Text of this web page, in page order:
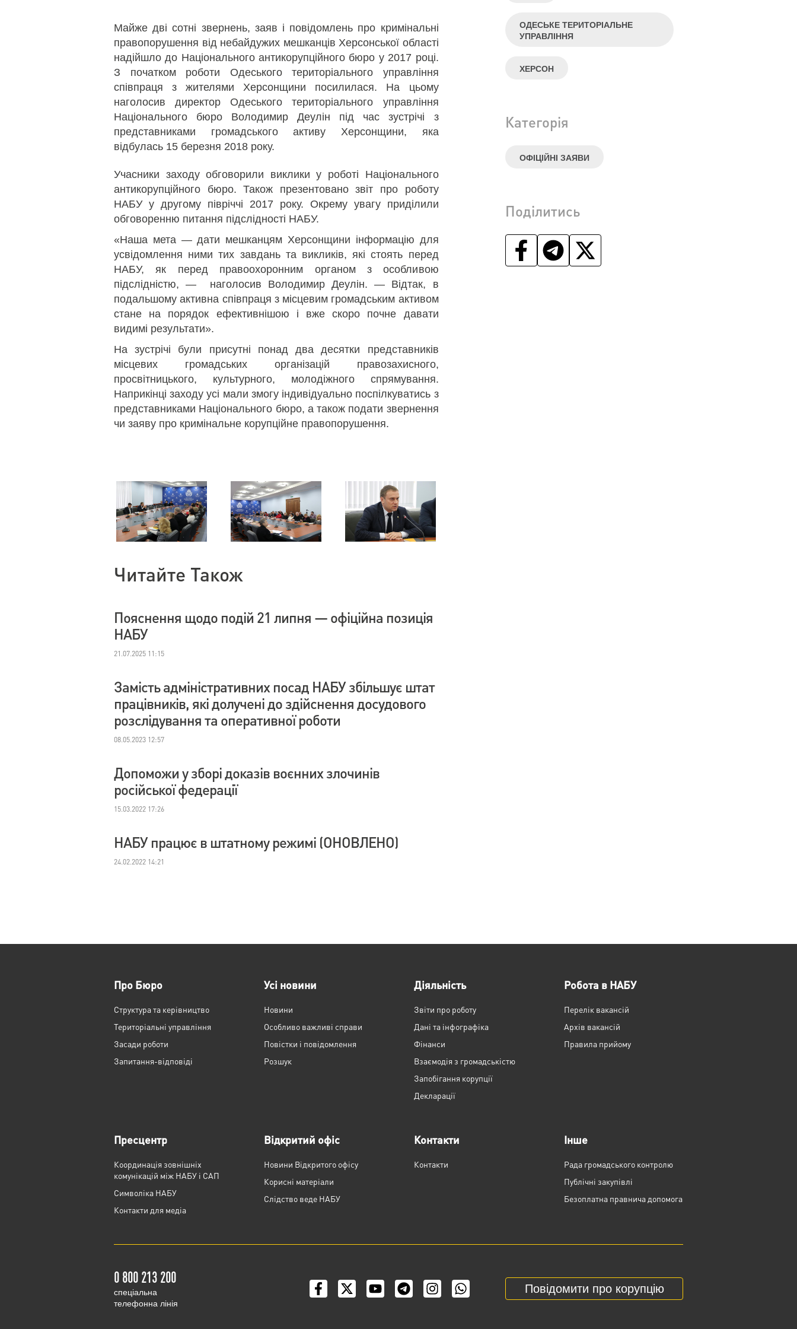
ОДЕСЬКЕ ТЕРИТОРІАЛЬНЕ
УПРАВЛІННЯ
ХЕРСОН
Категорія
ОФІЦІЙНІ ЗАЯВИ
Поділитись
Майже дві сотні звернень, заяв і повідомлень про кримінальні
правопорушення від небайдужих мешканців Херсонської області
надійшло до Національного антикорупційного бюро у 2017 році.
З початком роботи Одеського територіального управління
співпраця з жителями Херсонщини посилилася. На цьому
наголосив директор Одеського територіального управління
Національного бюро Володимир Деулін під час зустрічі з
представниками громадського активу Херсонщини, яка
відбулась 15 березня 2018 року.
Учасники заходу обговорили виклики у роботі Національного
антикорупційного бюро. Також презентовано звіт про роботу
НАБУ у другому півріччі 2017 року. Окрему увагу приділили
обговоренню питання підслідності НАБУ.
«Наша мета — дати мешканцям Херсонщини інформацію для
усвідомлення ними тих завдань та викликів, які стоять перед
НАБУ, як перед правоохоронним органом з особливою
підслідністю, — наголосив Володимир Деулін. — Відтак, в
подальшому активна співпраця з місцевим громадським активом
стане на порядок ефективнішою і вже скоро почне давати
видимі результати».
На зустрічі були присутні понад два десятки представників
місцевих громадських організацій правозахисного,
просвітницького, культурного, молодіжного спрямування.
Наприкінці заходу усі мали змогу індивідуально поспілкуватись з
представниками Національного бюро, а також подати звернення
чи заяву про кримінальне корупційне правопорушення.
Читайте Також
Пояснення щодо подій 21 липня — офіційна позиція
НАБУ
21.07.2025 11:15
Замість адміністративних посад НАБУ збільшує штат
працівників, які долучені до здійснення досудового
розслідування та оперативної роботи
08.05.2023 12:57
Допоможи у зборі доказів воєнних злочинів
російської федерації
15.03.2022 17:26
НАБУ працює в штатному режимі (ОНОВЛЕНО)
24.02.2022 14:21
Про Бюро
Структура та керівництво
Територіальні управління
Засади роботи
Запитання-відповіді
Усі новини
Новини
Особливо важливі справи
Повістки і повідомлення
Розшук
Діяльність
Звіти про роботу
Дані та інфографіка
Фінанси
Взаємодія з громадськістю
Запобігання корупції
Декларації
Робота в НАБУ
Перелік вакансій
Архів вакансій
Правила прийому
Пресцентр
Координація зовнішніх
комунікацій між НАБУ і САП
Cимволіка НАБУ
Контакти для медіа
Відкритий офіс
Новини Відкритого офісу
Корисні матеріали
Слідство веде НАБУ
Контакти
Контакти
Інше
Рада громадського контролю
Публічні закупівлі
Безоплатна правнича допомога
0 800 213 200
cпеціальна
телефонна лінія
Повідомити про корупцію